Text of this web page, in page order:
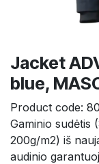
Jacket
blue,
Product code:
Gaminio sudėtis
200g/m2) iš
audinio